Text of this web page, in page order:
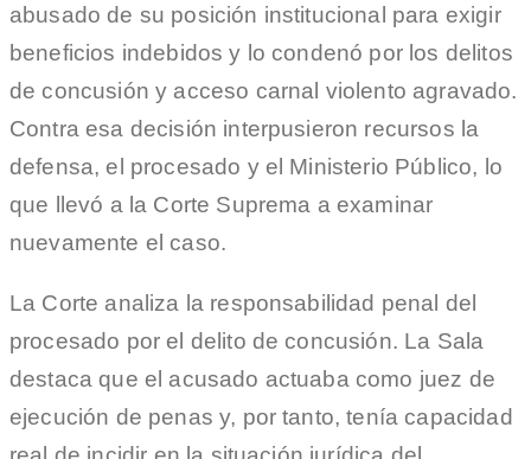
abusado de su posición institucional para exigir
beneficios indebidos y lo condenó por los delitos
de concusión y acceso carnal violento agravado.
Contra esa decisión interpusieron recursos la
defensa, el procesado y el Ministerio Público, lo
que llevó a la Corte Suprema a examinar
nuevamente el caso.
La Corte analiza la responsabilidad penal del
procesado por el delito de concusión. La Sala
destaca que el acusado actuaba como juez de
ejecución de penas y, por tanto, tenía capacidad